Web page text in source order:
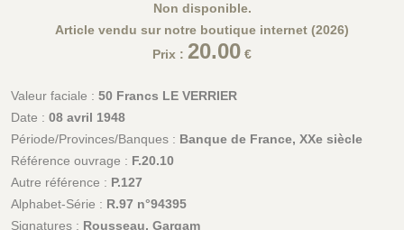
Non disponible.
Article vendu sur notre boutique internet (2026)
Prix : 20.00 €
Valeur faciale : 50 Francs LE VERRIER
Date : 08 avril 1948
Période/Provinces/Banques : Banque de France, XXe siècle
Référence ouvrage : F.20.10
Autre référence : P.127
Alphabet-Série : R.97 n°94395
Signatures : Rousseau, Gargam